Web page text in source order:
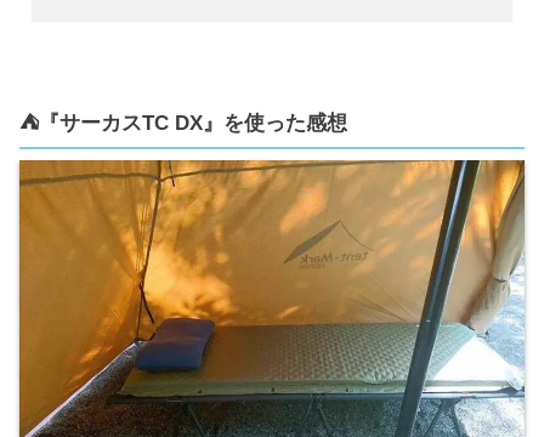
⛺️『サーカスTC DX』を使った感想